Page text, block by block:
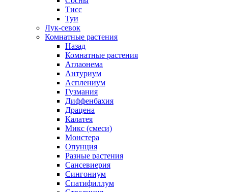
Тисс
Туи
Лук-севок
Комнатные растения
Назад
Комнатные растения
Аглаонема
Антуриум
Асплениум
Гузмания
Диффенбахия
Драцена
Калатея
Микс (смеси)
Монстера
Опунция
Разные растения
Сансевиерия
Сингониум
Спатифиллум